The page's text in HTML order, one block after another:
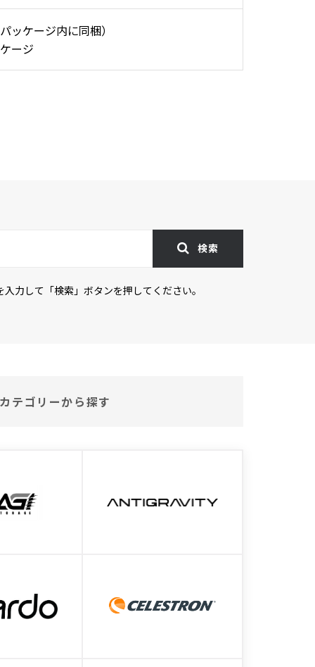
ッケージ内に同梱）
ージ
検索
力して「検索」ボタンを押してください。
テゴリーから探す